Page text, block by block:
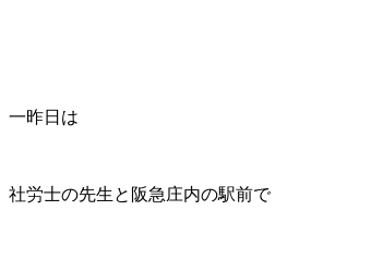
一昨日は
社労士の先生と阪急庄内の駅前で